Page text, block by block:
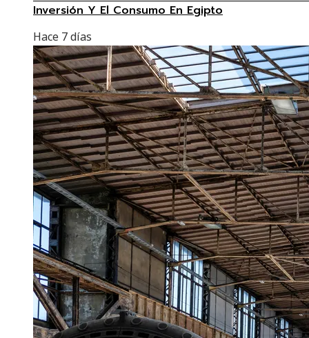
Inversión Y El Consumo En Egipto
Hace 7 días